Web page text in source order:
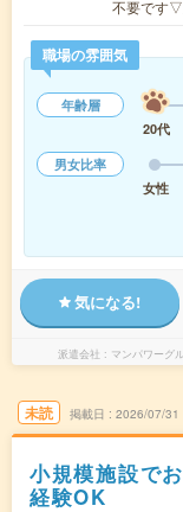
不要です
職場の雰囲気
年齢層
20代
男女比率
女性
気になる!
派遣会社 マンパワーグ
未読 掲載日 2026/07/31
小規模施設で
経験OK